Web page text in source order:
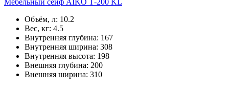
Мебельный сейф AIKO Т-200 KL
Объём, л: 10.2
Вес, кг: 4.5
Внутренняя глубина: 167
Внутренняя ширина: 308
Внутренняя высота: 198
Внешняя глубина: 200
Внешняя ширина: 310